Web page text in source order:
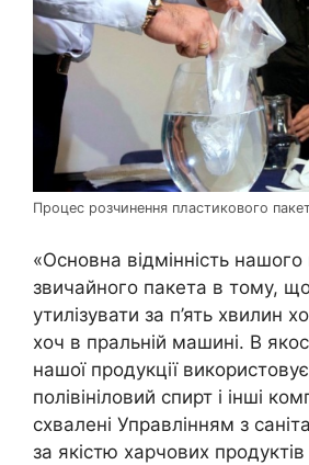
Процес розчинення пластикового
«Основна відмінність нашого
звичайного пакета в тому,
утилізувати за п’ять хвилин
хоч в пральній машині. В
нашої продукції
полівініловий спирт і інші
схвалені Управлінням з
за якістю харчових